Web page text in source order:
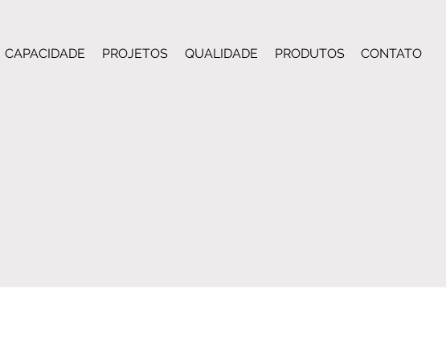
CAPACIDADE PROJETOS QUALIDADE PRODUTOS CONTATO